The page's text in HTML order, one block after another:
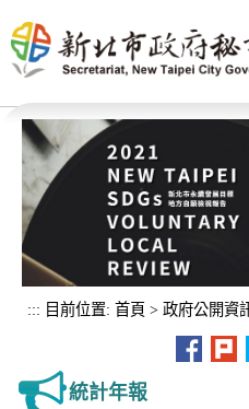
::: 目前位置: 首頁 > 政府公開資
統計年報